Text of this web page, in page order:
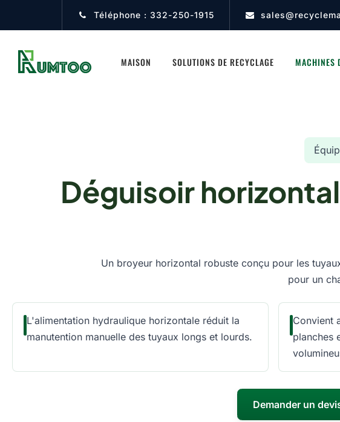
Téléphone : 332-250-1915
MAISON SOLUTIONS DE RECYCLAGE MACHINES
Déguisoir
Un broyeur horizontal robuste conçu pour les
pour un
L'alimentation hydraulique horizontale réduit la
manutention manuelle des tuyaux longs et lourds.
Convient
planches
Demander un